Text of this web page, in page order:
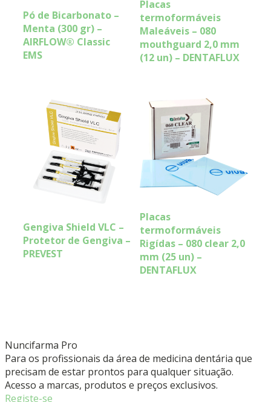
Pó de Bicarbonato –
Menta (300 gr) –
AIRFLOW® Classic
EMS
Placas
termoformáveis
Maleáveis – 080
mouthguard 2,0 mm
(12 un) – DENTAFLUX
Gengiva Shield VLC –
Protetor de Gengiva –
PREVEST
Placas
termoformáveis
Rigídas – 080 clear 2,0
mm (25 un) –
DENTAFLUX
Nuncifarma Pro
Para os profissionais da área de medicina dentária que
precisam de estar prontos para qualquer situação.
Acesso a marcas, produtos e preços exclusivos.
Registe-se